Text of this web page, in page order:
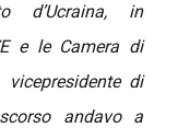
d’Ucraina, in
e le Camera di
di
andavo a